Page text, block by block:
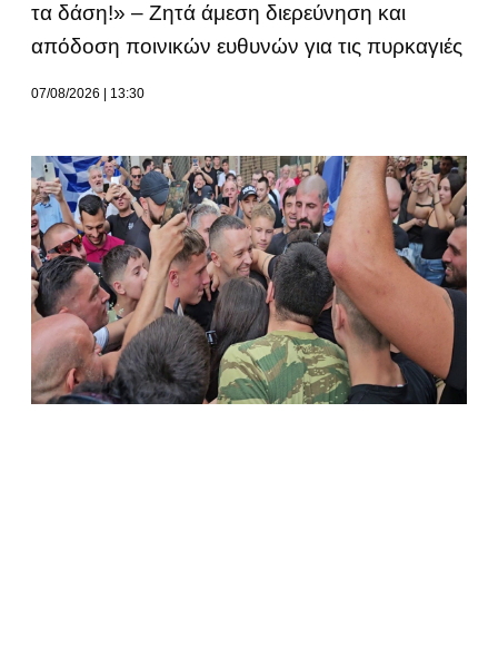
τα δάση!» – Ζητά άμεση διερεύνηση και
απόδοση ποινικών ευθυνών για τις πυρκαγιές
07/08/2026 13:30